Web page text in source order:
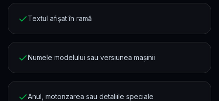
Textul afișat în ramă
Numele modelului sau versiunea mașinii
Anul, motorizarea sau detaliile speciale